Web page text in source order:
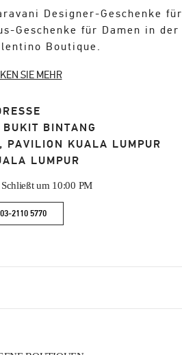
Designer-Geschenke für
Geschenke für Damen in der
Boutique.
SIE MEHR
BINTANG
KUALA LUMPUR
LUMPUR
um 10:00 PM
03-2110 5770